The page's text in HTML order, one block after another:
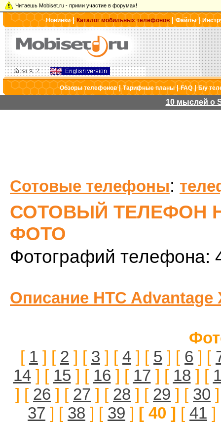
Читаешь Mobiset.ru - прими участие в форумах!
Новинки|Каталог мобильных телефонов |Файлы|
Обзоры телефонов|Тарифные планы|FAQ|Б/у
10 мыслей о
Сотовые телефоны:
СОТОВЫЙ ТЕЛЕФОН
ФОТО
Фотографий телефона:
Описание HTC Advantage
[ 1 ] [ 2 ] [ 3 ] [ 4 ] [ 5 ] [ 6 ] [
14] [ 15 ] [ 16 ] [ 17 ] [ 18 ] [
] [ 26 ] [ 27 ] [ 28 ] [ 29 ] [ 30
37 ] [ 38 ] [ 39 ] [ 40 ] [ 41 ]